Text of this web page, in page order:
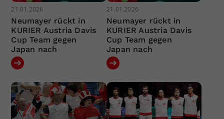
21.01.2026
Neumayer rückt in
KURIER Austria Davis
Cup Team gegen
Japan nach
21.01.2026
Neumayer rückt in
KURIER Austria Davis
Cup Team gegen
Japan nach